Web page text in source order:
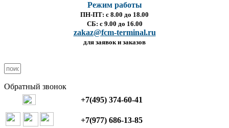
Режим работы
ПН-ПТ: с 8.00 до 18.00
СБ: с 9.00 до 16.00
zakaz@fcm-terminal.ru
для заявок и заказов
Обратный звонок
+7(495) 374-60-41
+7(977) 686-13-85